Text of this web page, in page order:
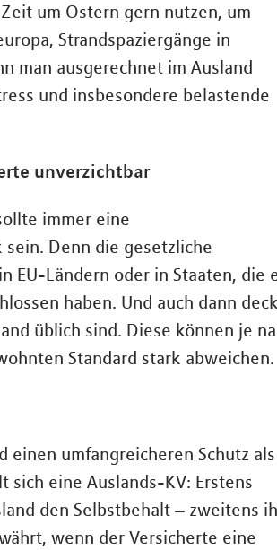
um Ostern gern nutzen, um
Strandspaziergänge in
man ausgerechnet im Ausland
und insbesondere belastende
unverzichtbar
immer eine
sein. Denn die gesetzliche
EU-Ländern oder in Staaten, die
haben. Und auch dann
üblich sind. Diese können je
Standard stark abweichen.
umfangreicheren Schutz als
eine Auslands-KV: Erstens
den Selbstbehalt – zweitens
wenn der Versicherte eine